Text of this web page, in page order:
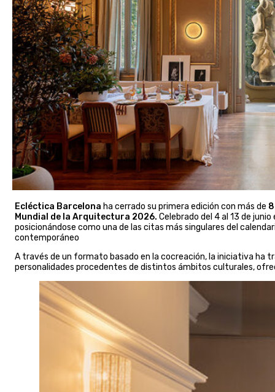
Ecléctica Barcelona ha cerrado su primera edición con más de
Mundial de la Arquitectura 2026. Celebrado del 4 al 13 de
posicionándose como una de las citas más singulares del
contemporáneo
A través de un formato basado en la cocreación, la iniciativa ha
personalidades procedentes de distintos ámbitos culturales,